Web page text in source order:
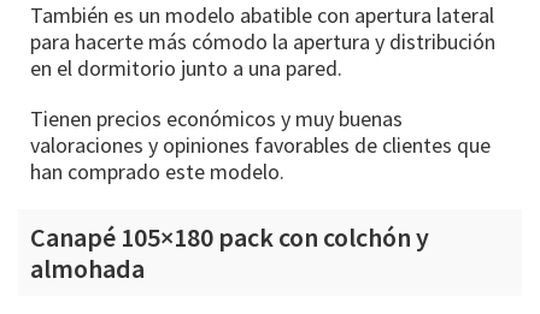
También es un modelo abatible con apertura lateral
para hacerte más cómodo la apertura y distribución
en el dormitorio junto a una pared.
Tienen precios económicos y muy buenas
valoraciones y opiniones favorables de clientes que
han comprado este modelo.
Canapé 105×180 pack con colchón y
almohada